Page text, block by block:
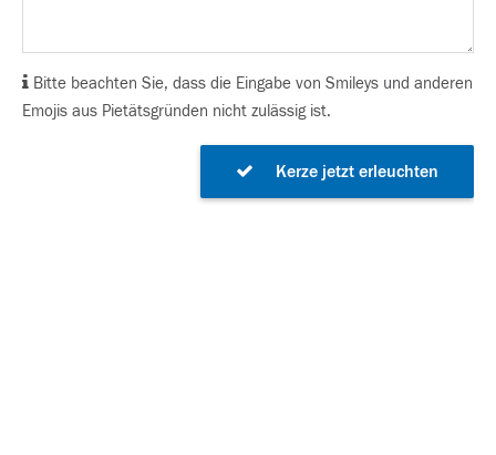
Bitte beachten Sie, dass die Eingabe von Smileys und anderen
Emojis aus Pietätsgründen nicht zulässig ist.
Kerze jetzt erleuchten